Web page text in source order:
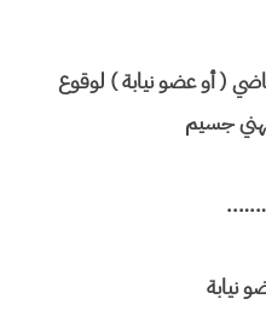
( أو عضو نيابة ) لوقوع
جسيم
نيابة